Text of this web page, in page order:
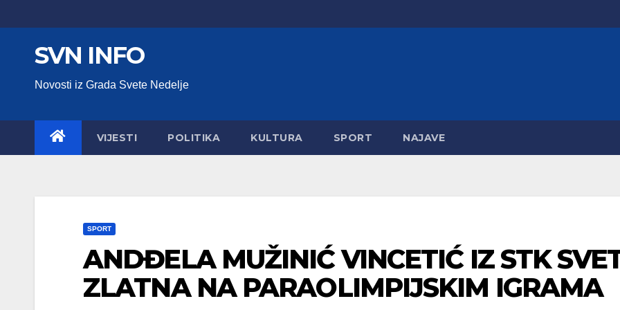
to
SVN INFO
Novosti iz Grada Svete Nedelje
VIJESTI POLITIKA KULTURA SPORT NAJAVE
SPORT
ANDĐELA MUŽINIĆ VINCETIĆ IZ STK
ZLATNA NA PARAOLIMPIJSKIM IGRAMA